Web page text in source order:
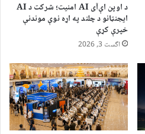
د اوپن اې‌آی AI امنیت؛ شرکت د AI
ایجنټانو د چلند په اړه نوې موندنې
خپرې کړې
اگست 3, 2026